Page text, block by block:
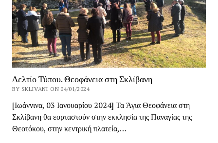
Δελτίο Τύπου. Θεοφάνεια στη Σκλίβανη
BY SKLIVANI ON 04/01/2024
[Ιωάννινα, 03 Ιανουαρίου 2024] Τα Άγια Θεοφάνεια στη
Σκλίβανη θα εορταστούν στην εκκλησία της Παναγίας της
Θεοτόκου, στην κεντρική πλατεία,…